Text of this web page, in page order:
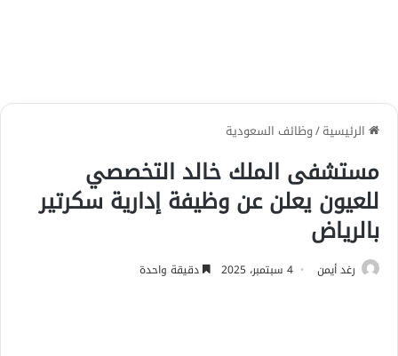
الرئيسية/وظائف السعودية
مستشفى الملك خالد التخصصي
للعيون يعلن عن وظيفة إدارية سكرتير
بالرياض
رغد أيمن 4 سبتمبر، 2025 دقيقة واحدة